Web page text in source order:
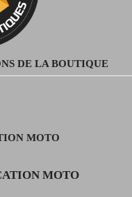
DE LA BOUTIQUE
MOTO
MOTO